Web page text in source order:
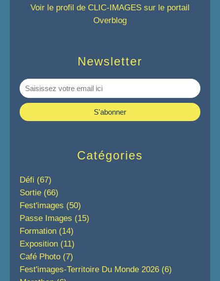
Newsletter
Catégories
Défi (67)
Sortie (66)
Fest'images (50)
Passe Images (15)
Formation (14)
Exposition (11)
Café Photo (7)
Fest'images-Territoire Du Monde 2026 (6)
Voir le profil de CLIC-IMAGES sur le portail
Overblog